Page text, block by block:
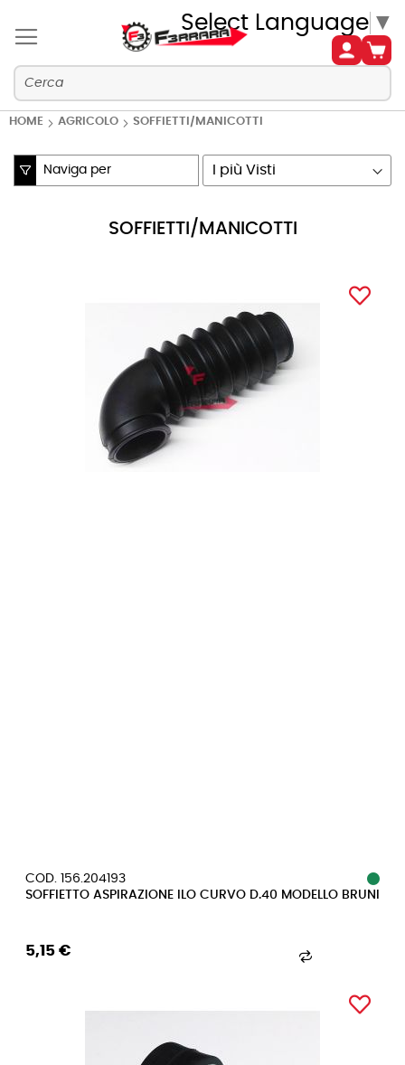
Select Language ▼
HOME AGRICOLO SOFFIETTI/MANICOTTI
SOFFIETTI/MANICOTTI direzione
crescente
COD. 156.204193
SOFFIETTO ASPIRAZIONE ILO CURVO D.40 MODELLO BRUNI
5,15 €
Naviga per